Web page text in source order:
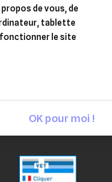
cheval 3kg
de vous, de
tablette
le site
OK pour moi !